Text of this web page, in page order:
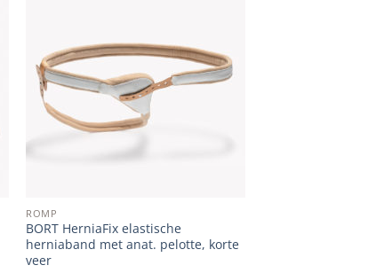
ROMP
BORT HerniaFix elastische
herniaband met anat. pelotte, korte
veer